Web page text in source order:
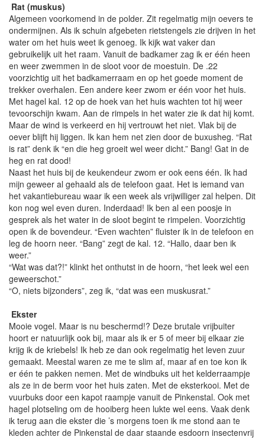
Rat (muskus)
Algemeen voorkomend in de polder. Zit regelmatig mijn oevers te
ondermijnen. Als ik schuin afgebeten rietstengels zie drijven in het
water om het huis weet ik genoeg. Ik kijk wat vaker dan
gebruikelijk uit het raam. Vanuit de badkamer zag ik er één heen
en weer zwemmen in de sloot voor de moestuin. De .22
voorzichtig uit het badkamerraam en op het goede moment de
trekker overhalen. Een andere keer zwom er één voor het huis.
Met hagel kal. 12 op de hoek van het huis wachten tot hij weer
tevoorschijn kwam. Aan de rimpels in het water zie ik dat hij komt.
Maar de wind is verkeerd en hij vertrouwt het niet. Vlak bij de
oever blijft hij liggen. Ik kan hem net zien door de buxusheg. “Rat
is rat” denk ik “en die heg groeit wel weer dicht.” Bang! Gat in de
heg en rat dood!
Naast het huis bij de keukendeur zwom er ook eens één. Ik had
mijn geweer al gehaald als de telefoon gaat. Het is iemand van
het vakantiebureau waar ik een week als vrijwilliger zal helpen. Dit
kon nog wel even duren. Inderdaad! Ik ben al een poosje in
gesprek als het water in de sloot begint te rimpelen. Voorzichtig
open ik de bovendeur. “Even wachten” fluister ik in de telefoon en
leg de hoorn neer. “Bang” zegt de kal. 12. “Hallo, daar ben ik
weer.”
“Wat was dat?!” klinkt het onthutst in de hoorn, “het leek wel een
geweerschot.”
“O, niets bijzonders”, zeg ik, “dat was een muskusrat.”
Ekster
Mooie vogel. Maar is nu beschermd!? Deze brutale vrijbuiter
hoort er natuurlijk ook bij, maar als ik er 5 of meer bij elkaar zie
krijg ik de kriebels! Ik heb ze dan ook regelmatig het leven zuur
gemaakt. Meestal waren ze me te slim af, maar af en toe kon ik
er één te pakken nemen. Met de windbuks uit het kelderraampje
als ze in de berm voor het huis zaten. Met de eksterkooi. Met de
vuurbuks door een kapot raampje vanuit de Pinkenstal. Ook met
hagel plotseling om de hooiberg heen lukte wel eens. Vaak denk
ik terug aan die ekster die ’s morgens toen ik me stond aan te
kleden achter de Pinkenstal de daar staande esdoorn insectenvrij